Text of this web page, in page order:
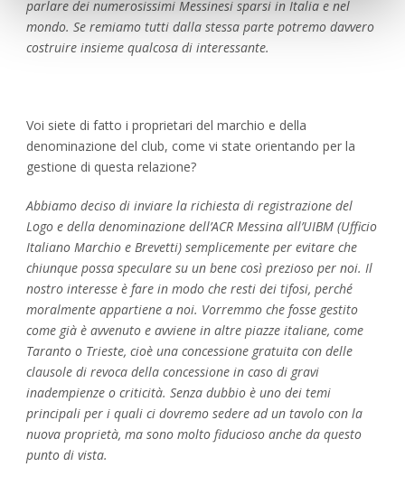
parlare dei numerosissimi Messinesi sparsi in Italia e nel
mondo. Se remiamo tutti dalla stessa parte potremo davvero
costruire insieme qualcosa di interessante.
Voi siete di fatto i proprietari del marchio e della
denominazione del club, come vi state orientando per la
gestione di questa relazione?
Abbiamo deciso di inviare la richiesta di registrazione del
Logo e della denominazione dell’ACR Messina all’UIBM (Ufficio
Italiano Marchio e Brevetti) semplicemente per evitare che
chiunque possa speculare su un bene così prezioso per noi. Il
nostro interesse è fare in modo che resti dei tifosi, perché
moralmente appartiene a noi. Vorremmo che fosse gestito
come già è avvenuto e avviene in altre piazze italiane, come
Taranto o Trieste, cioè una concessione gratuita con delle
clausole di revoca della concessione in caso di gravi
inadempienze o criticità. Senza dubbio è uno dei temi
principali per i quali ci dovremo sedere ad un tavolo con la
nuova proprietà, ma sono molto fiducioso anche da questo
punto di vista.